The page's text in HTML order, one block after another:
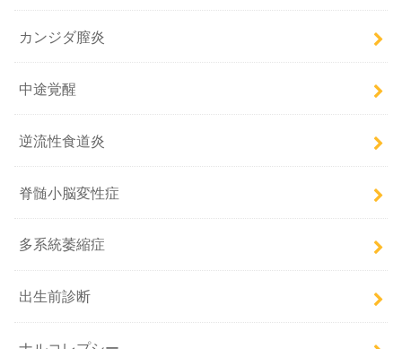
カンジダ膣炎
中途覚醒
逆流性食道炎
脊髄小脳変性症
多系統萎縮症
出生前診断